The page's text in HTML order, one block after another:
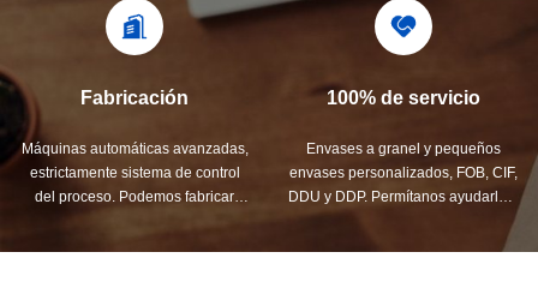
laboratorio de pruebas profesional.
Fabricación
Máquinas automáticas avanzadas,
estrictamente sistema de control
del proceso. Podemos fabricar
100% de servicio
Envases a granel y pequeños
envases personalizados, FOB, CIF,
DDU y DDP. Permítanos ayudarle a